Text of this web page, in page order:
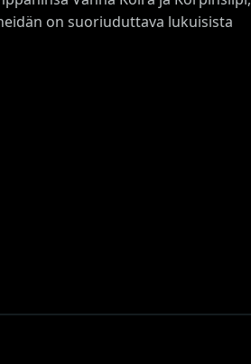
on suoriuduttava lukuisista